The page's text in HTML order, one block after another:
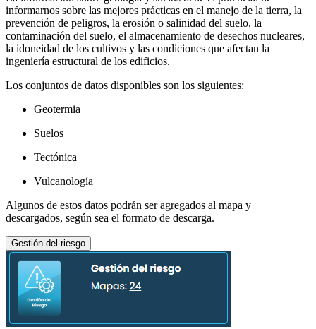
informarnos sobre las mejores prácticas en el manejo de la tierra, la
prevención de peligros, la erosión o salinidad del suelo, la
contaminación del suelo, el almacenamiento de desechos nucleares,
la idoneidad de los cultivos y las condiciones que afectan la
ingeniería estructural de los edificios.
Los conjuntos de datos disponibles son los siguientes:
Geotermia
Suelos
Tectónica
Vulcanología
Algunos de estos datos podrán ser agregados al mapa y
descargados, según sea el formato de descarga.
Gestión del riesgo